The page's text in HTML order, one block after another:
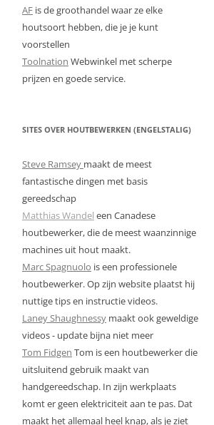
AF is de groothandel waar ze elke
houtsoort hebben, die je je kunt
voorstellen
Toolnation Webwinkel met scherpe
prijzen en goede service.
SITES OVER HOUTBEWERKEN (ENGELSTALIG)
Steve Ramsey maakt de meest
fantastische dingen met basis
gereedschap
Matthias Wandel een Canadese
houtbewerker, die de meest waanzinnige
machines uit hout maakt.
Marc Spagnuolo is een professionele
houtbewerker. Op zijn website plaatst hij
nuttige tips en instructie videos.
Laney Shaughnessy maakt ook geweldige
videos - update bijna niet meer
Tom Fidgen Tom is een houtbewerker die
uitsluitend gebruik maakt van
handgereedschap. In zijn werkplaats
komt er geen elektriciteit aan te pas. Dat
maakt het allemaal heel knap, als je ziet